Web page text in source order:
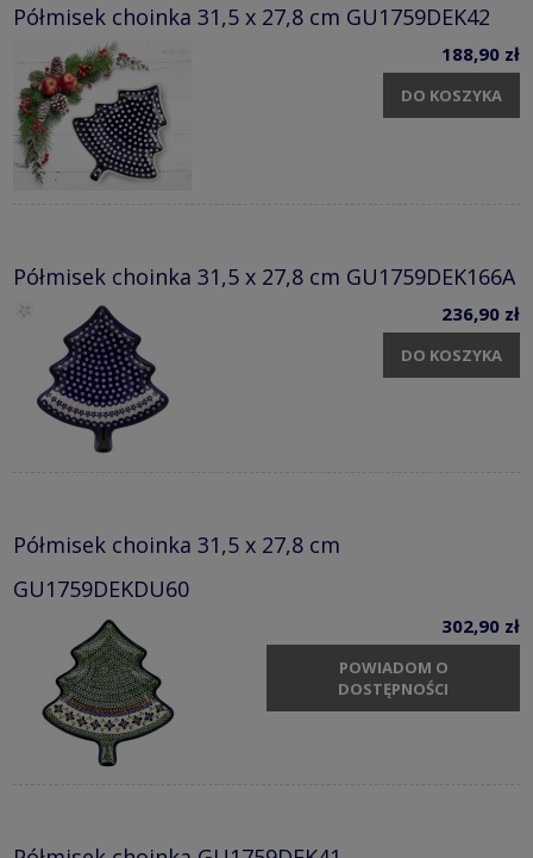
Półmisek choinka 31,5 x 27,8 cm GU1759DEK42
188,90 zł
DO KOSZYKA
Półmisek choinka 31,5 x 27,8 cm GU1759DEK166A
236,90 zł
DO KOSZYKA
Półmisek choinka 31,5 x 27,8 cm
GU1759DEKDU60
302,90 zł
POWIADOM O
DOSTĘPNOŚCI